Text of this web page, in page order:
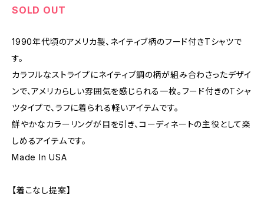
SOLD OUT
1990年代頃のアメリカ製、ネイティブ柄のフード付きTシャツで
す。
カラフルなストライプにネイティブ調の柄が組み合わさったデザイ
ンで、アメリカらしい雰囲気を感じられる一枚。フード付きのTシャ
ツタイプで、ラフに着られる軽いアイテムです。
鮮やかなカラーリングが目を引き、コーディネートの主役として楽
しめるアイテムです。
Made In USA
【着こなし提案】